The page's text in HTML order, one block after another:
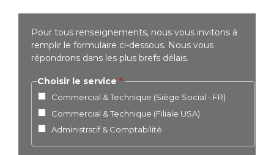
Pour tous renseignements, nous vous invitons à
remplir le formulaire ci-dessous. Nous vous
répondrons dans les plus brefs délais.
Choisir le service
Commercial & Technique (Siège Social - FR)
Commercial & Technique (Filiale USA)
Administratif & Comptabilité